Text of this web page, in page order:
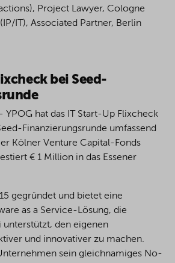
Project Lawyer, Cologne
(IP/IT), Associated Partner, Berlin
bei Seed-
YPOG hat das IT Start-Up Flixcheck
Finanzierungsrunde umfassend
Kölner Venture Capital-Fonds
€ 1 Million in das Essener
gegründet und bietet eine
as a Service-Lösung, die
unterstützt, den eigenen
und innovativer zu machen.
sein gleichnamiges No-